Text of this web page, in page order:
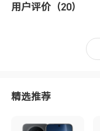
用户评价 （20）
精选推荐